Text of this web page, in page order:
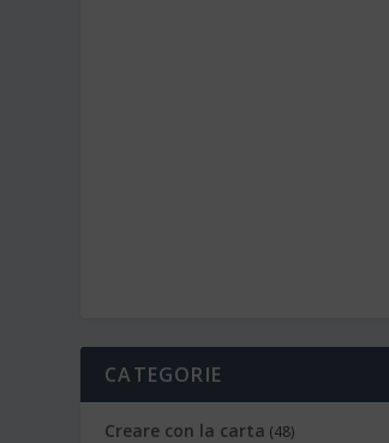
CATEGORIE
Creare con la carta (48)